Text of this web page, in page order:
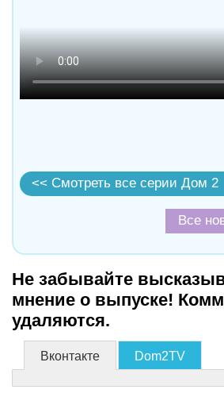
<< Смотреть все серии Дом 2
Все
Не забывайте
мнение о выпуске!
удаляются.
Вконтакте Dom2TV